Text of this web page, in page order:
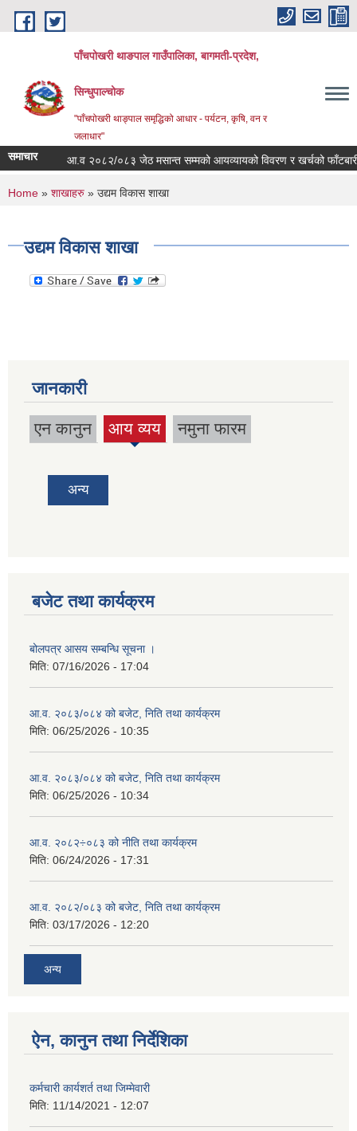
Skip to main content
पाँचपोखरी थाङपाल गाउँपालिका, बागमती-प्रदेश,
सिन्धुपाल्चोक
"पाँचपोखरी थाङ्पाल समृद्धिको आधार - पर्यटन, कृषि, वन र
जलाधार"
समाचार आ.व २०८२/०८३ जेठ मसान्त सम्मको आयव्यायको विवरण र खर्चको फाँटबारी ।
You are here
Home » शाखाहरु » उद्यम विकास शाखा
उद्यम विकास शाखा
जानकारी
एन कानुन आय व्यय
(active
नमुना फारम
अन्य
बजेट तथा कार्यक्रम
बोलपत्र आसय सम्बन्धि सूचना ।
मिति: 07/16/2026 - 17:04
आ.व. २०८३/०८४ को बजेट, निति तथा कार्यक्रम
मिति: 06/25/2026 - 10:35
आ.व. २०८३/०८४ को बजेट, निति तथा कार्यक्रम
मिति: 06/25/2026 - 10:34
आ.व. २०८२÷०८३ को नीति तथा कार्यक्रम
मिति: 06/24/2026 - 17:31
आ.व. २०८२/०८३ को बजेट, निति तथा कार्यक्रम
मिति: 03/17/2026 - 12:20
अन्य
ऐन, कानुन तथा निर्देशिका
कर्मचारी कार्यशर्त तथा जिम्मेवारी
मिति: 11/14/2021 - 12:07